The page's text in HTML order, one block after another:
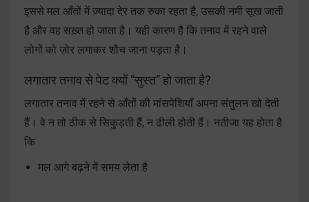
इससे मल आँतों में ज़्यादा देर तक रुका रहता है, उसकी नमी सूख जाती
है और वह सख़्त हो जाता है। यही कारण है कि तनाव में रहने वाले
लोगों को ज़ोर लगाकर शौच जाना पड़ता है।
लगातार तनाव से पेट क्यों “सुस्त” हो जाता है?
लगातार तनाव में रहने से आँतों की मांसपेशियाँ अपना संतुलन खो देती
हैं। वे न तो ठीक से सिकुड़ती हैं, न ढीली होती हैं। नतीजा यह होता है
कि
मल आगे बढ़ने में समय लेता है